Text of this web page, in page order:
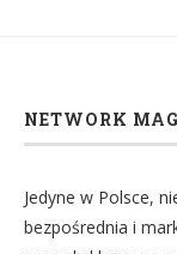
NETWORK
Jedyne w Polsce,
bezpośrednia i